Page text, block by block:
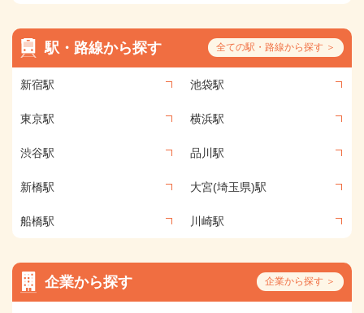
駅・路線から探す 全ての駅・路線から探す ＞
新宿駅 池袋駅
東京駅 横浜駅
渋谷駅 品川駅
新橋駅 大宮(埼玉県)駅
船橋駅 川崎駅
企業から探す 企業から探す ＞